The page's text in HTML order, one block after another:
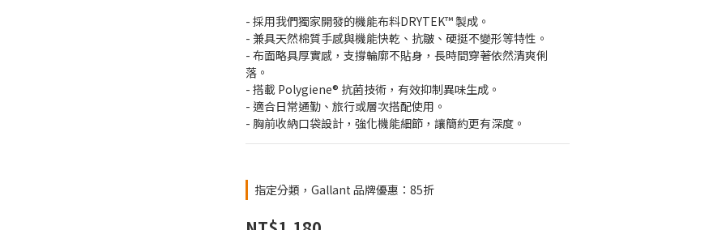
- 採用我們獨家開發的機能布料DRYTEK™ 製成。
- 兼具天然棉質手感與機能快乾、抗皺、硬挺不變形等特性。
- 布面略具厚實感，支撐輪廓不貼身，長時間穿著依然清爽俐
落。
- 搭載 Polygiene® 抗菌技術，有效抑制異味生成。
- 適合日常通勤、旅行或層次搭配使用。
- 胸前收納口袋設計，強化機能細節，讓簡約更有深度。
指定分類，Gallant 品牌優惠：85折